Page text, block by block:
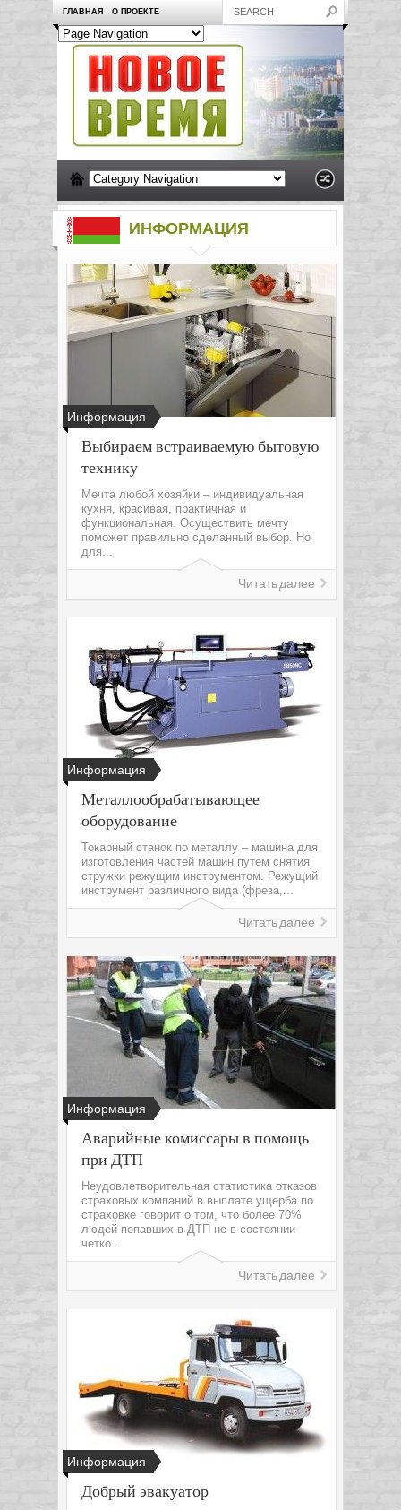
ГЛАВНАЯ О ПРОЕКТЕ
ИНФОРМАЦИЯ
Информация
Выбираем встраиваемую бытовую
технику
Мечта любой хозяйки – индивидуальная
кухня, красивая, практичная и
функциональная. Осуществить мечту
поможет правильно сделанный выбор. Но
для...
Читать далее
Информация
Металлообрабатывающее
оборудование
Токарный станок по металлу – машина для
изготовления частей машин путем снятия
стружки режущим инструментом. Режущий
инструмент различного вида (фреза,...
Читать далее
Информация
Аварийные комиссары в помощь
при ДТП
Неудовлетворительная статистика отказов
страховых компаний в выплате ущерба по
страховке говорит о том, что более 70%
людей попавших в ДТП не в состоянии
четко...
Читать далее
Информация
Добрый эвакуатор